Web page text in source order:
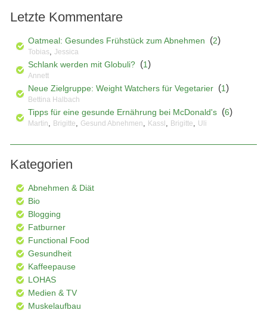
Letzte Kommentare
Oatmeal: Gesundes Frühstück zum Abnehmen (2)
Tobias Jessica
Schlank werden mit Globuli? (1)
Annett
Neue Zielgruppe: Weight Watchers für Vegetarier (1)
Bettina Halbach
Tipps für eine gesunde Ernährung bei McDonald's (6)
Martin Brigitte Gesund Abnehmen Kassl Brigitte Uli
Kategorien
Abnehmen & Diät
Bio
Blogging
Fatburner
Functional Food
Gesundheit
Kaffeepause
LOHAS
Medien & TV
Muskelaufbau